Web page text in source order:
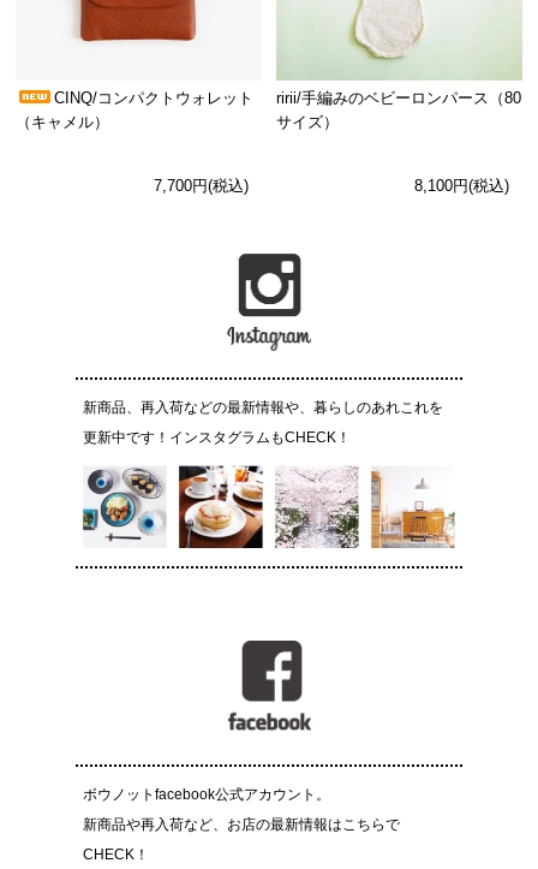
CINQ/コンパクトウォレット
（キャメル）
7,700円(税込)
ririi/手編みのベビーロンパース（80
サイズ）
8,100円(税込)
新商品、再入荷などの最新情報や、暮らしのあれこれを
更新中です！インスタグラムもCHECK！
ボウノットfacebook公式アカウント。
新商品や再入荷など、お店の最新情報はこちらで
CHECK！